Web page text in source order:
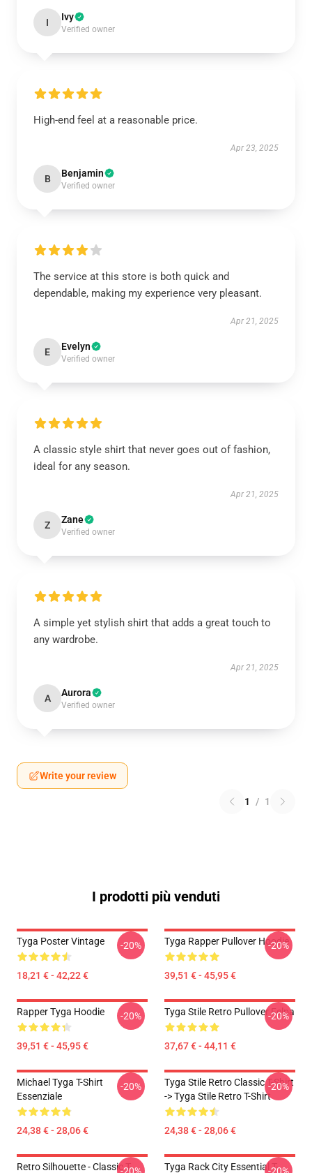
I Ivy
Verified owner
High-end feel at a reasonable price.
Apr 23, 2025
B Benjamin
Verified owner
The service at this store is both quick and
dependable, making my experience very pleasant.
Apr 21, 2025
E Evelyn
Verified owner
A classic style shirt that never goes out of fashion,
ideal for any season.
Apr 21, 2025
Z Zane
Verified owner
A simple yet stylish shirt that adds a great touch to
any wardrobe.
Apr 21, 2025
A Aurora
Verified owner
Write your review
1 / 1
I prodotti più venduti
Tyga Poster Vintage
18,21 € - 42,22 €
-20% Tyga Rapper Pullover Hoodie
39,51 € - 45,95 €
-20%
Rapper Tyga Hoodie
39,51 € - 45,95 €
-20% Tyga Stile Retro Pullover Felpa
37,67 € - 44,11 €
-20%
Michael Tyga T-Shirt
Essenziale
24,38 € - 28,06 €
-20%
Tyga Stile Retro Classic T-Shirt
-> Tyga Stile Retro T-Shirt
24,38 € - 28,06 €
-20%
Retro Silhouette - Classic T-
Tyga Rack City Essential T-